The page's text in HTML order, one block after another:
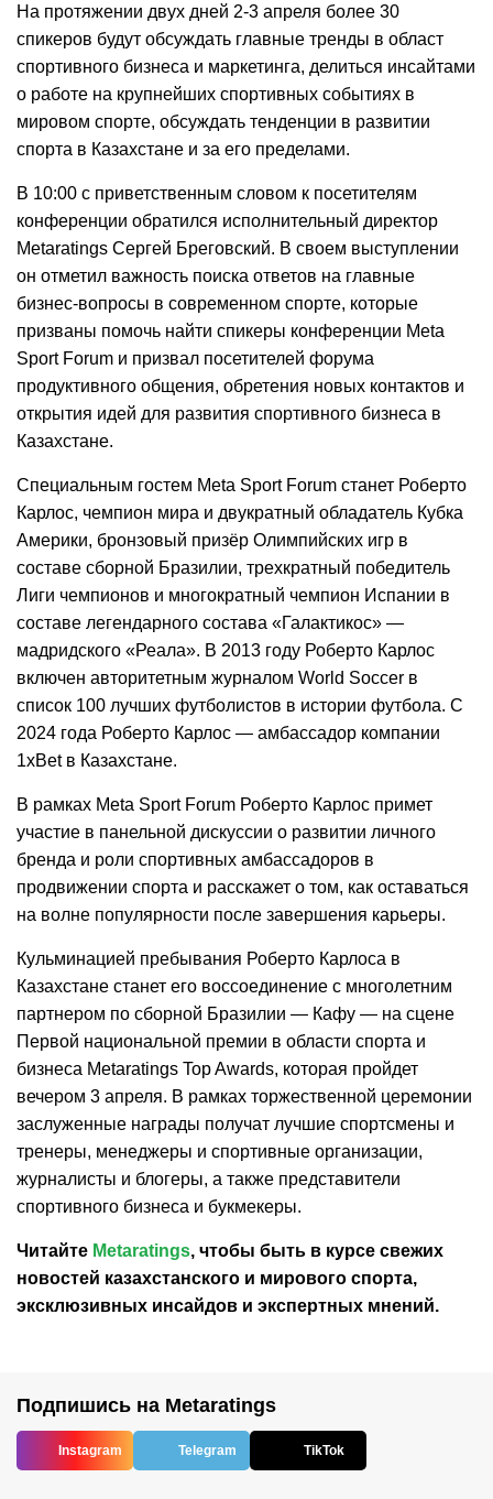
На протяжении двух дней 2-3 апреля более 30
спикеров будут обсуждать главные тренды в област
спортивного бизнеса и маркетинга, делиться инсайтами
о работе на крупнейших спортивных событиях в
мировом спорте, обсуждать тенденции в развитии
спорта в Казахстане и за его пределами.
В 10:00 с приветственным словом к посетителям
конференции обратился исполнительный директор
Metaratings Сергей Бреговский. В своем выступлении
он отметил важность поиска ответов на главные
бизнес-вопросы в современном спорте, которые
призваны помочь найти спикеры конференции Meta
Sport Forum и призвал посетителей форума
продуктивного общения, обретения новых контактов и
открытия идей для развития спортивного бизнеса в
Казахстане.
Специальным гостем Meta Sport Forum станет Роберто
Карлос, чемпион мира и двукратный обладатель Кубка
Америки, бронзовый призёр Олимпийских игр в
составе сборной Бразилии, трехкратный победитель
Лиги чемпионов и многократный чемпион Испании в
составе легендарного состава «Галактикос» —
мадридского «Реала». В 2013 году Роберто Карлос
включен авторитетным журналом World Soccer в
список 100 лучших футболистов в истории футбола. С
2024 года Роберто Карлос — амбассадор компании
1xBet в Казахстане.
В рамках Meta Sport Forum Роберто Карлос примет
участие в панельной дискуссии о развитии личного
бренда и роли спортивных амбассадоров в
продвижении спорта и расскажет о том, как оставаться
на волне популярности после завершения карьеры.
Кульминацией пребывания Роберто Карлоса в
Казахстане станет его воссоединение с многолетним
партнером по сборной Бразилии — Кафу — на сцене
Первой национальной премии в области спорта и
бизнеса Metaratings Top Awards, которая пройдет
вечером 3 апреля. В рамках торжественной церемонии
заслуженные награды получат лучшие спортсмены и
тренеры, менеджеры и спортивные организации,
журналисты и блогеры, а также представители
спортивного бизнеса и букмекеры.
Читайте Metaratings, чтобы быть в курсе свежих
новостей казахстанского и мирового спорта,
эксклюзивных инсайдов и экспертных мнений.
Подпишись на Metaratings
Instagram Telegram TikTok